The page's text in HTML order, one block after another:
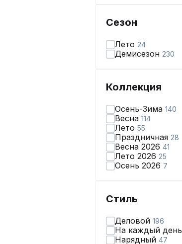
Сезон
Лето 24
Демисезон 230
Коллекция
Осень-Зима 140
Весна 114
Лето 55
Праздничная 28
Весна 2026 41
Лето 2026 25
Осень 2026 7
Стиль
Деловой 196
На каждый день
Нарядный 47